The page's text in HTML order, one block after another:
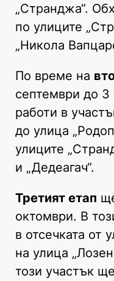
„Странджа“.
по улиците
„Никола
По време на
септември до
работи в
до улица
улиците
и „Дедеагач“.
Третият етап
октомври. В
в отсечката от
на улица
този участък